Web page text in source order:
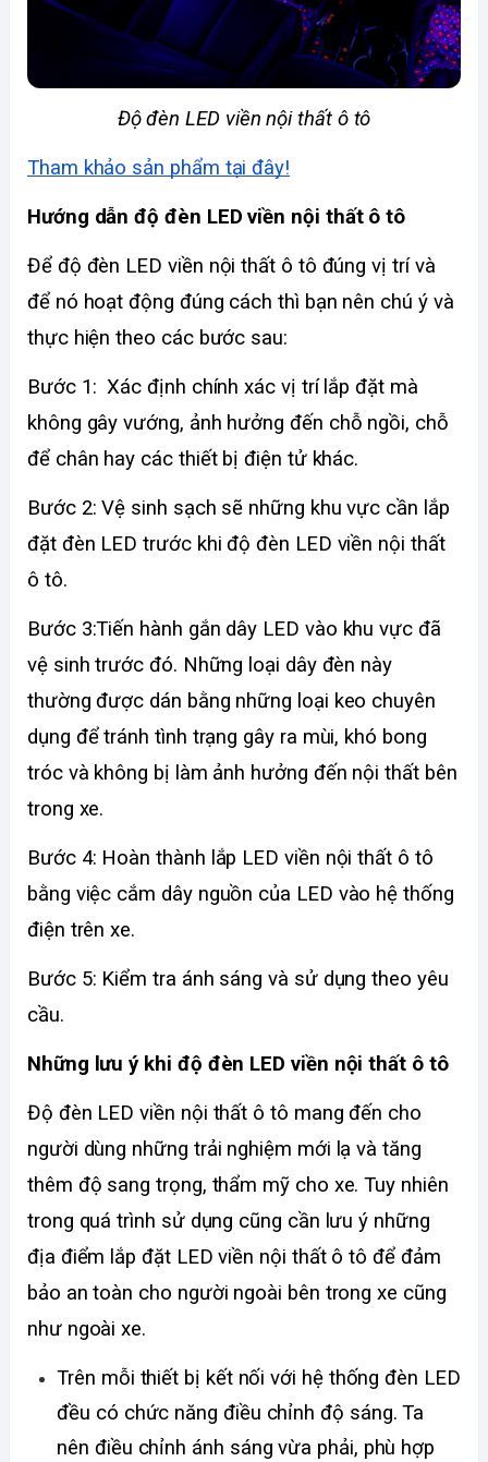
Độ đèn LED viền nội thất ô tô
Tham khảo sản phẩm tại đây!
Hướng dẫn độ đèn LED viền nội thất ô tô
Để độ đèn LED viền nội thất ô tô đúng vị trí và
để nó hoạt động đúng cách thì bạn nên chú ý và
thực hiện theo các bước sau:
Bước 1:  Xác định chính xác vị trí lắp đặt mà
không gây vướng, ảnh hưởng đến chỗ ngồi, chỗ
để chân hay các thiết bị điện tử khác.
Bước 2: Vệ sinh sạch sẽ những khu vực cần lắp
đặt đèn LED trước khi độ đèn LED viền nội thất
ô tô.
Bước 3:Tiến hành gắn dây LED vào khu vực đã
vệ sinh trước đó. Những loại dây đèn này
thường được dán bằng những loại keo chuyên
dụng để tránh tình trạng gây ra mùi, khó bong
tróc và không bị làm ảnh hưởng đến nội thất bên
trong xe.
Bước 4: Hoàn thành lắp LED viền nội thất ô tô
bằng việc cắm dây nguồn của LED vào hệ thống
điện trên xe.
Bước 5: Kiểm tra ánh sáng và sử dụng theo yêu
cầu.
Những lưu ý khi độ đèn LED viền nội thất ô tô
Độ đèn LED viền nội thất ô tô mang đến cho
người dùng những trải nghiệm mới lạ và tăng
thêm độ sang trọng, thẩm mỹ cho xe. Tuy nhiên
trong quá trình sử dụng cũng cần lưu ý những
địa điểm lắp đặt LED viền nội thất ô tô để đảm
bảo an toàn cho người ngoài bên trong xe cũng
như ngoài xe.
Trên mỗi thiết bị kết nối với hệ thống đèn LED
đều có chức năng điều chỉnh độ sáng. Ta
nên điều chỉnh ánh sáng vừa phải, phù hợp